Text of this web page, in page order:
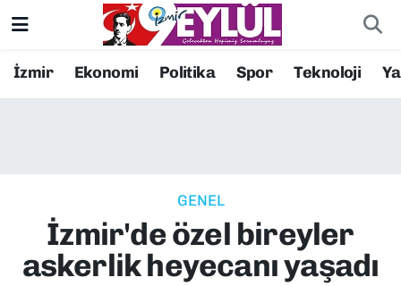
İzmir Ekonomi Politika Spor Teknoloji
GENEL
İzmir'de özel bireyler
askerlik heyecanı yaşadı
Resmi İlanlar
EKONOMİ
Konak Nöbetçi Eczaneler
Süper Lig Puan Durumu ve Fikstür
Tüm Manşetler